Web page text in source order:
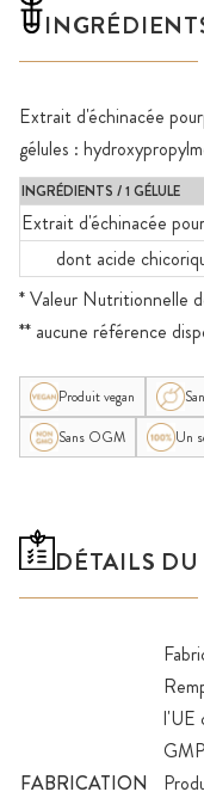
Extrait d'échinacée
gélules :
INGRÉDIENTS / 1 GÉLULE
Extrait d'échinacée
dont acide
* Valeur Nutritionnelle
** aucune référence
Produit vegan
Sans OGM
Un
DÉTAILS
FABRICATION
l'UE